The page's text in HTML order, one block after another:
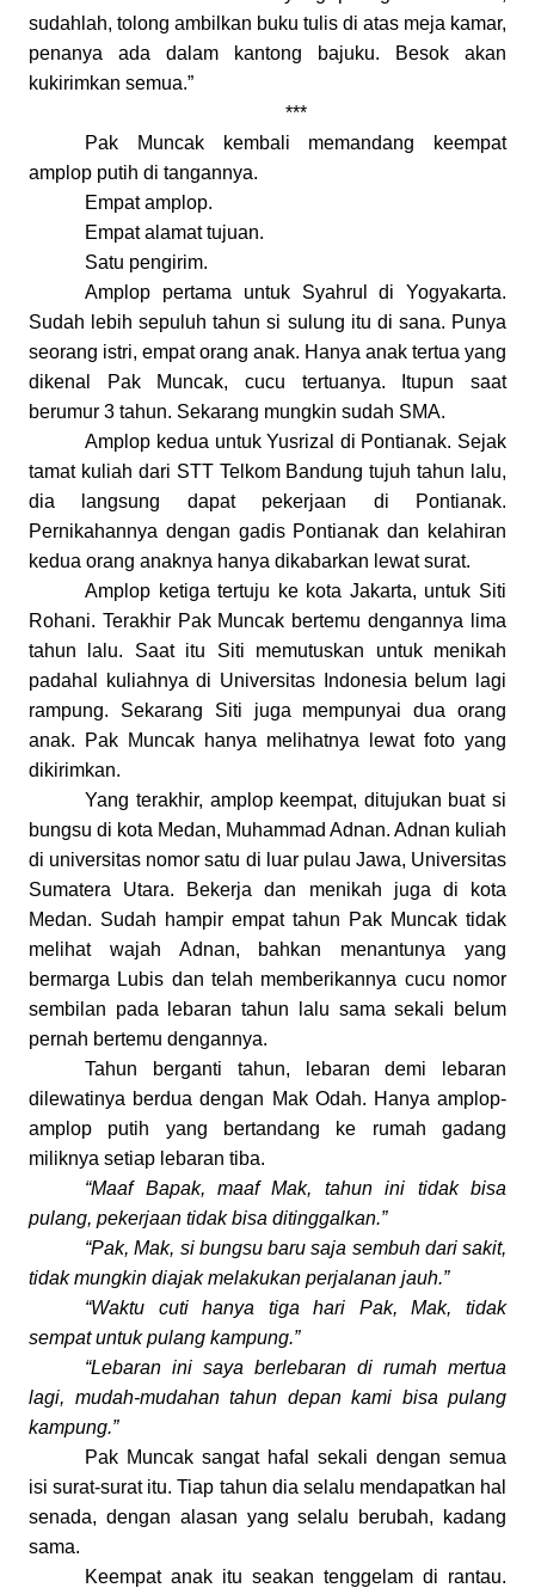
sudahlah, tolong ambilkan buku tulis di atas meja kamar,
penanya ada dalam kantong bajuku. Besok akan
kukirimkan semua.”
***
Pak Muncak kembali memandang keempat
amplop putih di tangannya.
Empat amplop.
Empat alamat tujuan.
Satu pengirim.
Amplop pertama untuk Syahrul
di Yogyakarta.
Sudah lebih sepuluh tahun si sulung itu di sana. Punya
seorang istri, empat orang anak. Hanya anak tertua yang
dikenal Pak Muncak, cucu tertuanya. Itupun saat
berumur 3 tahun. Sekarang mungkin sudah SMA.
Amplop kedua untuk Yusrizal di Pontianak. Sejak
tamat kuliah dari STT Telkom Bandung tujuh tahun lalu,
dia langsung dapat pekerjaan di Pontianak.
Pernikahannya dengan gadis Pontianak dan kelahiran
kedua orang anaknya hanya dikabarkan lewat surat.
Amplop ketiga tertuju ke kota Jakarta, untuk Siti
Rohani. Terakhir Pak Muncak bertemu dengannya lima
tahun lalu. Saat itu Siti memutuskan untuk menikah
padahal kuliahnya di Universitas Indonesia belum lagi
rampung. Sekarang Siti juga mempunyai dua orang
anak. Pak Muncak hanya melihatnya lewat foto yang
dikirimkan.
Yang terakhir, amplop keempat, ditujukan buat si
bungsu di kota Medan, Muhammad Adnan. Adnan kuliah
di universitas nomor satu di luar pulau Jawa, Universitas
Sumatera Utara. Bekerja dan menikah juga di kota
Medan. Sudah hampir empat tahun Pak Muncak tidak
melihat wajah Adnan, bahkan menantunya yang
bermarga Lubis dan telah memberikannya cucu nomor
sembilan pada lebaran tahun lalu sama sekali belum
pernah bertemu dengannya.
Tahun berganti tahun, lebaran demi lebaran
dilewatinya berdua dengan Mak Odah. Hanya amplop-
amplop putih yang bertandang ke rumah gadang
miliknya setiap lebaran tiba.
“Maaf Bapak, maaf Mak, tahun ini tidak bisa
pulang, pekerjaan tidak bisa ditinggalkan.”
“Pak, Mak, si bungsu baru saja sembuh dari sakit,
tidak mungkin diajak melakukan perjalanan jauh.”
“Waktu cuti hanya tiga hari Pak, Mak, tidak
sempat untuk pulang kampung.”
“Lebaran ini saya berlebaran di rumah mertua
lagi, mudah-mudahan tahun depan kami bisa pulang
kampung.”
Pak Muncak sangat hafal sekali dengan semua
isi surat-surat itu. Tiap tahun dia selalu mendapatkan hal
senada, dengan alasan yang selalu berubah, kadang
sama.
Keempat anak itu seakan tenggelam di rantau.